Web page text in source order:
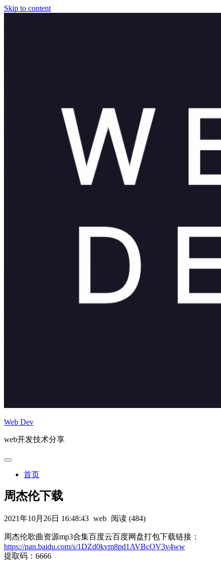
Skip to content
Web Dev
web开发技术分享
首页
周杰伦下载
2021年10月26日 16:48:43 web 阅读 (484)
周杰伦歌曲资源mp3合集百度云百度网盘打包下载链接：
https://pan.baidu.com/s/1DZd0kvm8pd1AVBcOV3v4ww
提取码：6666